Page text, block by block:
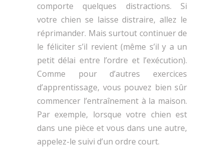
comporte quelques distractions. Si
votre chien se laisse distraire, allez le
réprimander. Mais surtout continuer de
le féliciter s’il revient (même s’il y a un
petit délai entre l’ordre et l’exécution).
Comme pour d’autres exercices
d’apprentissage, vous pouvez bien sûr
commencer l’entraînement à la maison.
Par exemple, lorsque votre chien est
dans une pièce et vous dans une autre,
appelez-le suivi d’un ordre court.